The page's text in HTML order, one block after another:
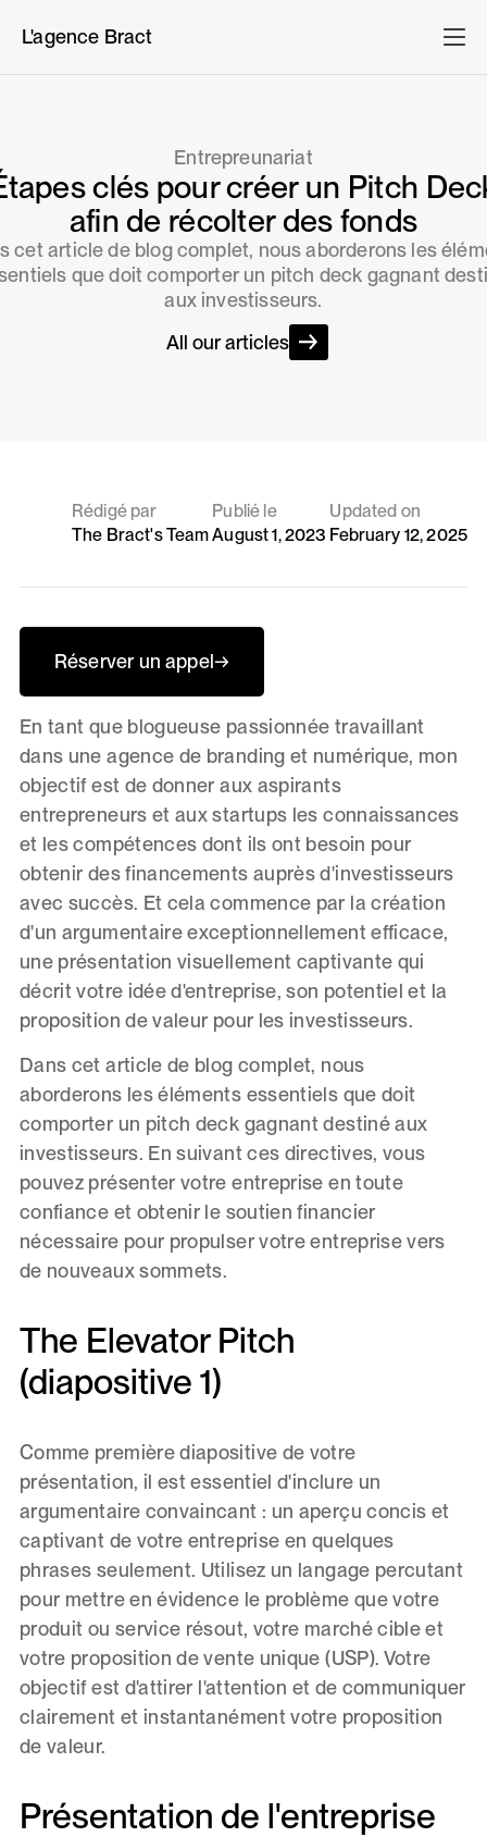
L'agence Bract
Entrepreunariat
clés pour créer un Pitch
afin de récolter des fonds
cet article de blog complet, nous aborderons les
que doit comporter un pitch deck gagnant
aux investisseurs.
All our articles
Rédigé par
The Bract's Team
Publié le
August 1, 2023
Updated on
February 12, 2025
En tant que blogueuse passionnée travaillant
dans une agence de branding et numérique, mon
objectif est de donner aux aspirants
entrepreneurs et aux startups les connaissances
et les compétences dont ils ont besoin pour
obtenir des financements auprès d'investisseurs
avec succès. Et cela commence par la création
d'un argumentaire exceptionnellement efficace,
une présentation visuellement captivante qui
décrit votre idée d'entreprise, son potentiel et la
proposition de valeur pour les investisseurs.
Dans cet article de blog complet, nous
aborderons les éléments essentiels que doit
comporter un pitch deck gagnant destiné aux
investisseurs. En suivant ces directives, vous
pouvez présenter votre entreprise en toute
confiance et obtenir le soutien financier
nécessaire pour propulser votre entreprise vers
de nouveaux sommets.
The Elevator Pitch
(diapositive 1)
Comme première diapositive de votre
présentation, il est essentiel d'inclure un
argumentaire convaincant : un aperçu concis et
captivant de votre entreprise en quelques
phrases seulement. Utilisez un langage percutant
pour mettre en évidence le problème que votre
produit ou service résout, votre marché cible et
votre proposition de vente unique (USP). Votre
objectif est d'attirer l'attention et de communiquer
clairement et instantanément votre proposition
de valeur.
Présentation de l'entreprise
Réserver un appel→